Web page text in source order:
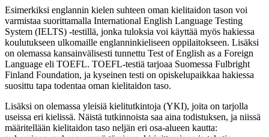
Esimerkiksi englannin kielen suhteen oman kielitaidon tason voi
varmistaa suorittamalla International English Language Testing
System (IELTS) -testillä, jonka tuloksia voi käyttää myös hakiessa
koulutukseen ulkomaille englanninkieliseen oppilaitokseen. Lisäksi
on olemassa kansainvälisesti tunnettu Test of English as a Foreign
Language eli TOEFL. TOEFL-testiä tarjoaa Suomessa Fulbright
Finland Foundation, ja kyseinen testi on opiskelupaikkaa hakiessa
suosittu tapa todentaa oman kielitaidon taso.
Lisäksi on olemassa yleisiä kielitutkintoja (YKI), joita on tarjolla
useissa eri kielissä. Näistä tutkinnoista saa aina todistuksen, ja niissä
määritellään kielitaidon taso neljän eri osa-alueen kautta: